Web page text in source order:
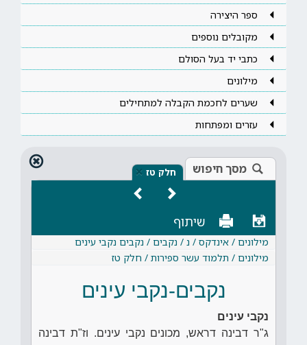
ספר היצירה
מקובלים נוספים
כתבי יד בעל הסולם
מילונים
שערים לחכמת הקבלה למתחילים
עזרים ומפתחות
מסך חיפוש חלק טז ×
שיתוף
מילונים / אינדקס / נ / נקבים / נקבים נקבי עינים
מילונים / תלמוד עשר ספירות / חלק טז
נקבים-נקבי עינים
נקבי עינים
ג"ר דבינה דראש, מכונים נקבי עינים. וז"ת דבינה